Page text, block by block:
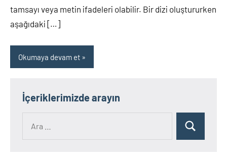
tamsayı veya metin ifadeleri olabilir. Bir dizi oluştururken
aşağıdaki […]
Okumaya devam et
İçeriklerimizde arayın
Ara